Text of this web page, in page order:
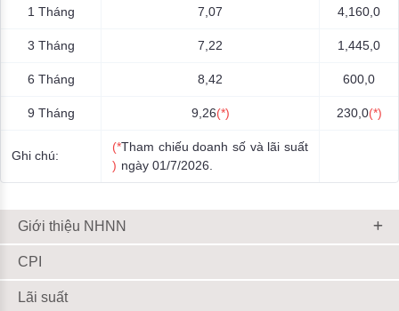
1 Tháng 7,07 4,160,0
3 Tháng 7,22 1,445,0
6 Tháng 8,42 600,0
9 Tháng 9,26(*) 230,0(*)
Ghi chú:
(*
)
Tham chiếu doanh số và lãi suất
ngày 01/7/2026.
Giới thiệu NHNN
CPI
Lãi suất